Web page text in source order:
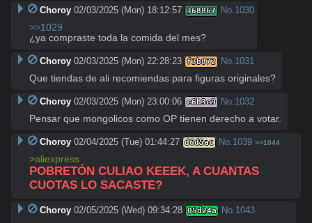
Choroy 02/03/2025 (Mon) 18:12:57 368867 No.1030
>>1029
¿ya compraste toda la comida del mes?
Choroy 02/03/2025 (Mon) 22:28:23 f3b872 No.1031
Que tiendas de ali recomiendas para figuras originales?
Choroy 02/03/2025 (Mon) 23:00:06 c6b3c9 No.1032
Pensar que mongolicos como OP tienen derecho a votar.
Choroy 02/04/2025 (Tue) 01:44:27 d6d5ac No.1039 >>1044
>aliexpress
POBRETÓN CULIAO KEEEK, A CUANTAS
CUOTAS LO SACASTE?
Choroy 02/05/2025 (Wed) 09:34:28 05d24a No.1043